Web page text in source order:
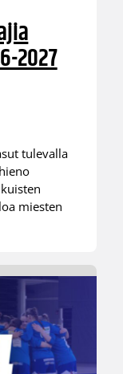
2027
tulevalla
miesten